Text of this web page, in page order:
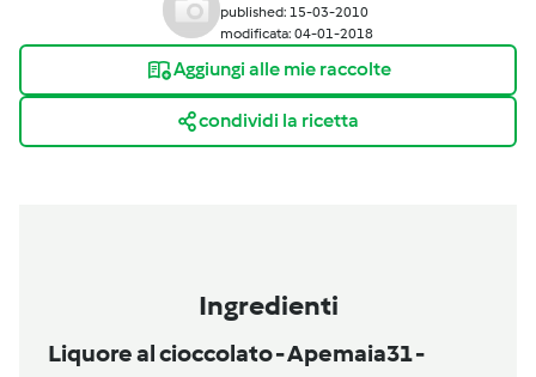
published: 15-03-2010
modificata: 04-01-2018
Aggiungi alle mie raccolte
condividi la ricetta
Ingredienti
Liquore al cioccolato - Apemaia31 -